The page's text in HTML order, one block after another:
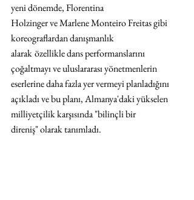
yeni dönemde, Florentina
Holzinger ve Marlene Monteiro Freitas gibi
koreograflardan danışmanlık
alaraközellikle dans performanslarını
çoğaltmayı ve uluslararası yönetmenlerin
eserlerine daha fazla yer vermeyi planladığını
açıkladı ve bu planı, Almanya'daki yükselen
milliyetçilik karşısında "bilinçli bir
direniş" olarak tanımladı.